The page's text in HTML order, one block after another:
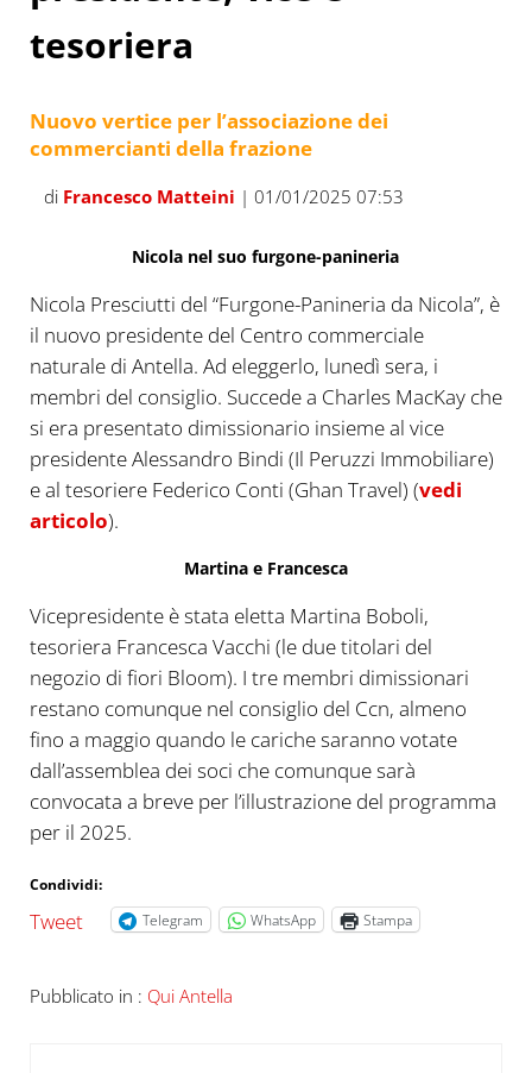
tesoriera
Nuovo vertice per l’associazione dei
commercianti della frazione
di Francesco Matteini | 01/01/2025 07:53
Nicola nel suo furgone-panineria
Nicola Presciutti del “Furgone-Panineria da Nicola”, è
il nuovo presidente del Centro commerciale
naturale di Antella. Ad eleggerlo, lunedì sera, i
membri del consiglio. Succede a Charles MacKay che
si era presentato dimissionario insieme al vice
presidente Alessandro Bindi (Il Peruzzi Immobiliare)
e al tesoriere Federico Conti (Ghan Travel) (vedi
articolo).
Martina e Francesca
Vicepresidente è stata eletta Martina Boboli,
tesoriera Francesca Vacchi (le due titolari del
negozio di fiori Bloom). I tre membri dimissionari
restano comunque nel consiglio del Ccn, almeno
fino a maggio quando le cariche saranno votate
dall’assemblea dei soci che comunque sarà
convocata a breve per l’illustrazione del programma
per il 2025.
Condividi:
Tweet Telegram WhatsApp Stampa
Pubblicato in : Qui Antella